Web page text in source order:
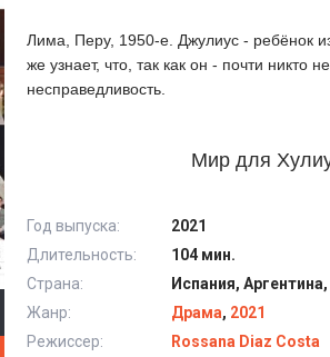
Лима, Перу, 1950-е. Джулиус - ребёнок
же узнает, что, так как он - почти никто
несправедливость.
Мир для
Год выпуска:
2021
Длительность:
104 мин.
Страна:
Испания,
Жанр:
Драма, 2021
Режиссер:
Rossana Diaz Costa